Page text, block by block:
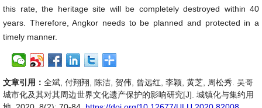
this rate, the heritage site will be completely destroyed within 40
years. Therefore, Angkor needs to be planned and protected in a
timely manner.
文章引用： 全斌, 付翔翔, 陈洁, 贺伟, 曾远红, 李颖, 黄芝, 周松秀. 吴哥
城市化及其对其周边世界文化遗产保护的影响研究[J]. 城镇化与集约用